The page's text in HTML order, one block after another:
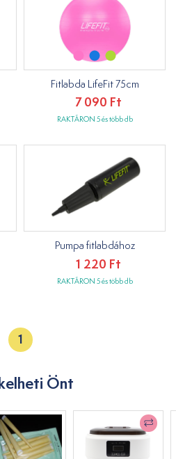
Fitlabda LifeFit 75cm
7 090 Ft
RAKTÁRON 5 és több db
Pumpa fitlabdához
1 220 Ft
RAKTÁRON 5 és több db
1
Önt